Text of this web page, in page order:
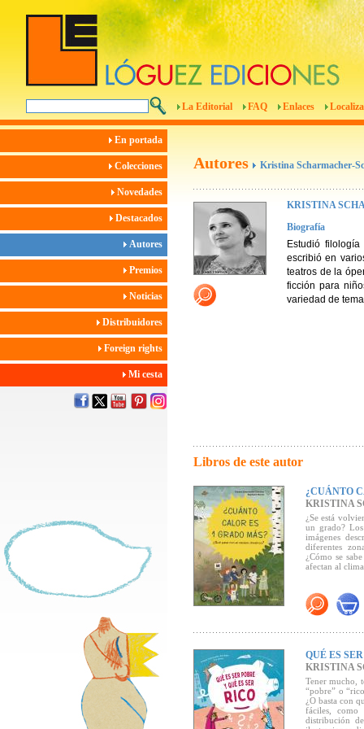
La Editorial FAQ Enlaces
En portada
Colecciones
Novedades
Destacados
Autores
Premios
Noticias
Distribuidores
Foreign rights
Mi cesta
Autores Kristina Scharmacher-
KRISTINA
Biografía
Estudió
escribió en
teatros de la
ficción para
variedad de
Libros de este autor
¿CUÁNTO
KRISTINA
¿Se está
un grado?
imágenes
diferentes
¿Cómo se
afectan al
Libro
aceites
Algunos
- Premio
- Premio de la
- Leipziger
- Libro
Ciencia e
QUÉ ES
KRISTINA
Tener mucho,
“pobre” o
¿O basta con
fáciles, como
distribución